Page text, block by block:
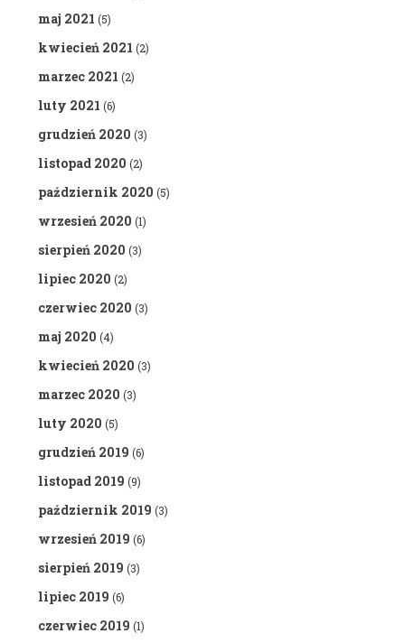
maj 2021 (5)
kwiecień 2021 (2)
marzec 2021 (2)
luty 2021 (6)
grudzień 2020 (3)
listopad 2020 (2)
październik 2020 (5)
wrzesień 2020 (1)
sierpień 2020 (3)
lipiec 2020 (2)
czerwiec 2020 (3)
maj 2020 (4)
kwiecień 2020 (3)
marzec 2020 (3)
luty 2020 (5)
grudzień 2019 (6)
listopad 2019 (9)
październik 2019 (3)
wrzesień 2019 (6)
sierpień 2019 (3)
lipiec 2019 (6)
czerwiec 2019 (1)